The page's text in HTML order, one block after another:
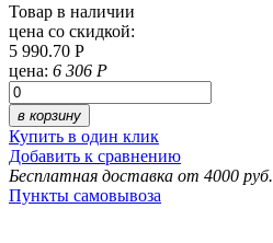
Товар в наличии
цена со скидкой:
5 990.70 Р
цена: 6 306 Р
в корзину
Купить в один клик
Добавить к сравнению
Бесплатная доставка от 4000 руб.
Пункты самовывоза